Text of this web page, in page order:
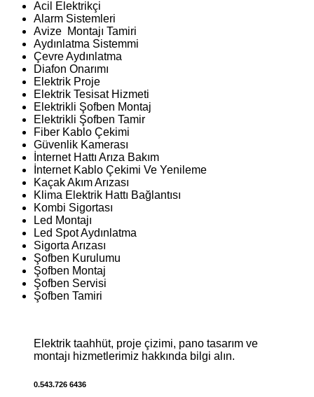
Acil Elektrikçi
Alarm Sistemleri
Avize Montajı Tamiri
Aydınlatma Sistemmi
Çevre Aydınlatma
Diafon Onarımı
Elektrik Proje
Elektrik Tesisat Hizmeti
Elektrikli Şofben Montaj
Elektrikli Şofben Tamir
Fiber Kablo Çekimi
Güvenlik Kamerası
İnternet Hattı Arıza Bakım
İnternet Kablo Çekimi Ve Yenileme
Kaçak Akım Arızası
Klima Elektrik Hattı Bağlantısı
Kombi Sigortası
Led Montajı
Led Spot Aydınlatma
Sigorta Arızası
Şofben Kurulumu
Şofben Montaj
Şofben Servisi
Şofben Tamiri
Elektrik taahhüt, proje çizimi, pano tasarım ve
montajı hizmetlerimiz hakkında bilgi alın.
0.543.726 6436